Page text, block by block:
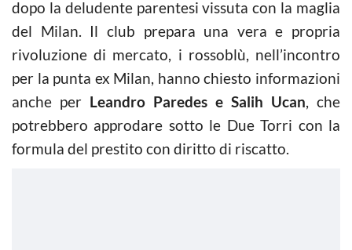
dopo la deludente parentesi vissuta con la maglia
del Milan. Il club prepara una vera e propria
rivoluzione di mercato, i rossoblù, nell’incontro
per la punta ex Milan, hanno chiesto informazioni
anche per Leandro Paredes e Salih Ucan, che
potrebbero approdare sotto le Due Torri con la
formula del prestito con diritto di riscatto.